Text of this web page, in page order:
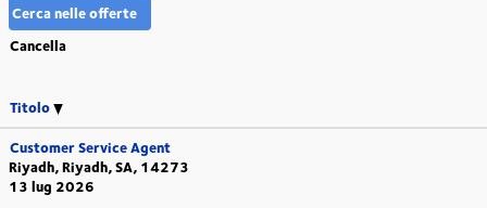
Cancella
Titolo
Customer Service Agent
Riyadh, Riyadh, SA, 14273
13 lug 2026